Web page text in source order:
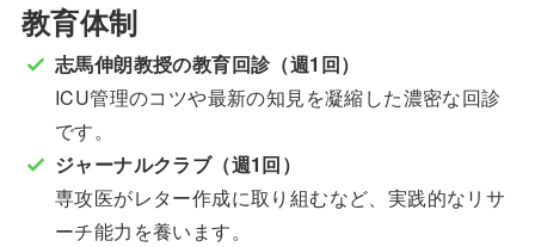
教育体制
志馬伸朗教授の教育回診（週1回）
ICU管理のコツや最新の知見を凝縮した濃密な回診
です。
ジャーナルクラブ（週1回）
専攻医がレター作成に取り組むなど、実践的なリサ
ーチ能力を養います。